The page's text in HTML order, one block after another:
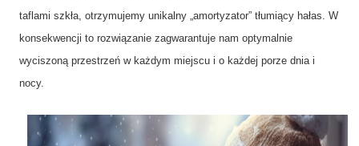
taflami szkła, otrzymujemy unikalny „amortyzator” tłumiący hałas. W
konsekwencji to rozwiązanie zagwarantuje nam optymalnie
wyciszoną przestrzeń w każdym miejscu i o każdej porze dnia i
nocy.